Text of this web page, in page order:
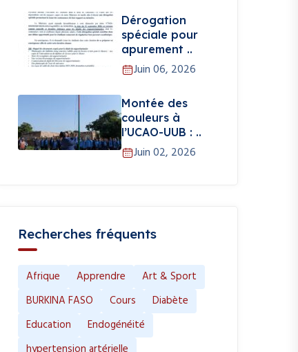
Dérogation
spéciale pour
apurement ..
Juin 06, 2026
Montée des
couleurs à
l’UCAO-UUB : ..
Juin 02, 2026
Recherches fréquents
Afrique Apprendre
Art & Sport
BURKINA FASO
Cours
Diabète
Education
Endogénéité